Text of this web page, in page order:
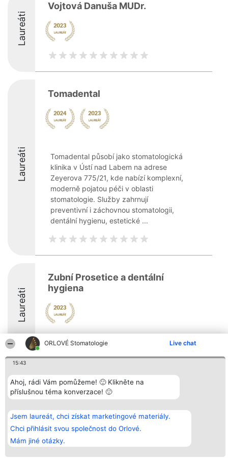
ORLOVÉ Stomatologie Live chat
15:43
Ahoj, rádi Vám pomůžeme! 🙂 Klikněte na
příslušnou téma konverzace! 🙂
Jsem laureát, chci získat marketingové materiály.
Chci přihlásit svou společnost do Orlové.
Mám jiné otázky.
Laureáti
Vojtová Danuša MUDr.
Laureáti
Tomadental
Tomadental působí jako stomatologická
klinika v Ústí nad Labem na adrese
Zeyerova 775/21, kde nabízí komplexní,
moderně pojatou péči v oblasti
stomatologie. Služby zahrnují
preventivní i záchovnou stomatologii,
dentální hygienu, estetické ...
Laureáti
Zubní Prosetice a dentální
hygiena
Organizátor hlasování
Bright Side Solutions sp. z o.
o. sp. k.
ul. Ruska 22
KRS 0000749100 | Regon
381313360 | NIP 8943132676
Plebiscyt
Vítězové
Seznam všech
laureátů
Pravidla
Zásady
ochrany
Kontakt